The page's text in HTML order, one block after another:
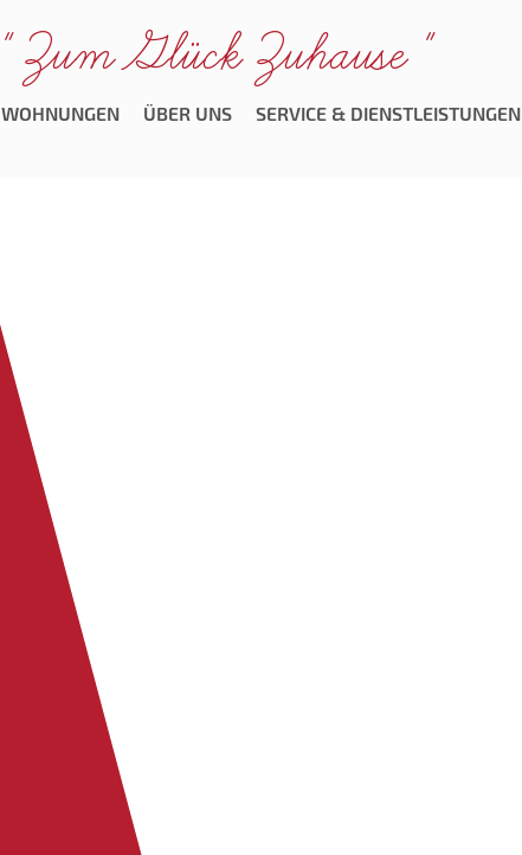
" Zum Glück Zuhause "
WOHNUNGEN ÜBER UNS SERVICE & DIENSTLEISTUNGEN